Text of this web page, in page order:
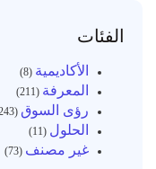
الفئات
الأكاديمية(8)
المعرفة(211)
رؤى السوق (243)
الحلول (11)
غير مصنف (73)